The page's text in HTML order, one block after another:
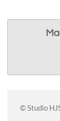
© Studio